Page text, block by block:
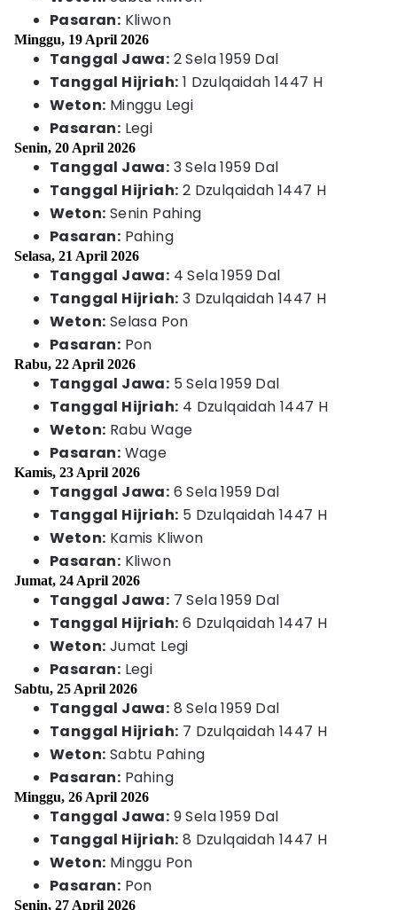
Pasaran: Kliwon
Minggu, 19 April 2026
Tanggal Jawa: 2 Sela 1959 Dal
Tanggal Hijriah: 1 Dzulqaidah 1447 H
Weton: Minggu Legi
Pasaran: Legi
Senin, 20 April 2026
Tanggal Jawa: 3 Sela 1959 Dal
Tanggal Hijriah: 2 Dzulqaidah 1447 H
Weton: Senin Pahing
Pasaran: Pahing
Selasa, 21 April 2026
Tanggal Jawa: 4 Sela 1959 Dal
Tanggal Hijriah: 3 Dzulqaidah 1447 H
Weton: Selasa Pon
Pasaran: Pon
Rabu, 22 April 2026
Tanggal Jawa: 5 Sela 1959 Dal
Tanggal Hijriah: 4 Dzulqaidah 1447 H
Weton: Rabu Wage
Pasaran: Wage
Kamis, 23 April 2026
Tanggal Jawa: 6 Sela 1959 Dal
Tanggal Hijriah: 5 Dzulqaidah 1447 H
Weton: Kamis Kliwon
Pasaran: Kliwon
Jumat, 24 April 2026
Tanggal Jawa: 7 Sela 1959 Dal
Tanggal Hijriah: 6 Dzulqaidah 1447 H
Weton: Jumat Legi
Pasaran: Legi
Sabtu, 25 April 2026
Tanggal Jawa: 8 Sela 1959 Dal
Tanggal Hijriah: 7 Dzulqaidah 1447 H
Weton: Sabtu Pahing
Pasaran: Pahing
Minggu, 26 April 2026
Tanggal Jawa: 9 Sela 1959 Dal
Tanggal Hijriah: 8 Dzulqaidah 1447 H
Weton: Minggu Pon
Pasaran: Pon
Senin, 27 April 2026